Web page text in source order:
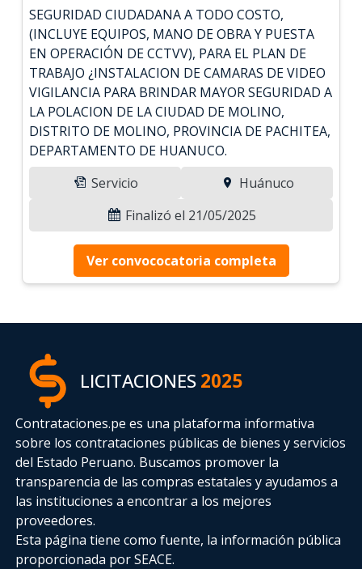
SEGURIDAD CIUDADANA A TODO COSTO,
(INCLUYE EQUIPOS, MANO DE OBRA Y PUESTA
EN OPERACIÓN DE CCTVV), PARA EL PLAN DE
TRABAJO ¿INSTALACION DE CAMARAS DE VIDEO
VIGILANCIA PARA BRINDAR MAYOR SEGURIDAD A
LA POLACION DE LA CIUDAD DE MOLINO,
DISTRITO DE MOLINO, PROVINCIA DE PACHITEA,
DEPARTAMENTO DE HUANUCO.
Servicio
Huánuco
Finalizó el 21/05/2025
Ver convococatoria completa
LICITACIONES2025
Contrataciones.pe es una plataforma informativa
sobre los contrataciones públicas de bienes y servicios
del Estado Peruano. Buscamos promover la
transparencia de las compras estatalesy ayudamos a
las instituciones a encontrar a los mejores
proveedores.
Esta página tiene como fuente, la información pública
proporcionada por SEACE.